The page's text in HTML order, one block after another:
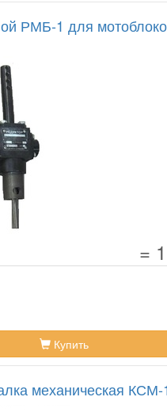
РМБ-1 для
=
Купить
механическая